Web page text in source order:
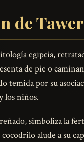
de
egipcia,
de pie o
temida por su
los niños.
simboliza la
alude a su